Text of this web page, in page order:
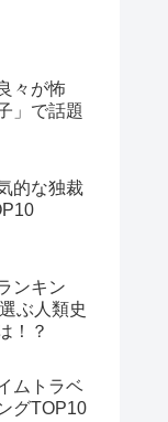
々が怖
」で話題
的な独裁
ンキン
ぶ人類史
！？
ムトラベ
グTOP10